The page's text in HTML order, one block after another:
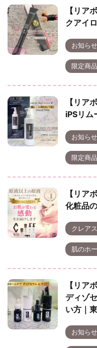
【リア
クアイ
お知ら
限定商
【リア
iPSリム
お知ら
限定商
【リア
化粧品
クレア
肌のホ
【リア
ディゾ
い方｜
お知ら